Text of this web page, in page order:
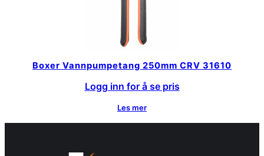
Boxer Vannpumpetang 250mm CRV 31610
Logg inn for å se pris
Les mer